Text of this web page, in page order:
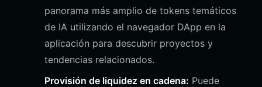
panorama más amplio de tokens temáticos
de IA utilizando el navegador DApp en la
aplicación para descubrir proyectos y
tendencias relacionados.
Provisión de liquidez en cadena: Puede